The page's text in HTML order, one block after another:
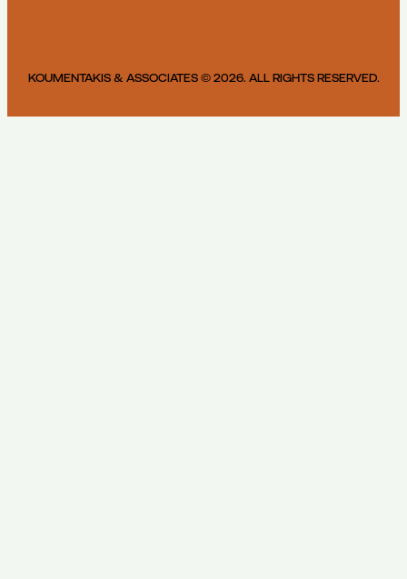
KOUMENTAKIS & ASSOCIATES © 2026. ALL RIGHTS RESERVED.